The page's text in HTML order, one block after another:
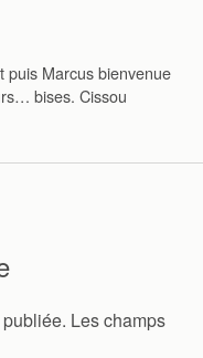
puis Marcus bienvenue
bises. Cissou
Les champs